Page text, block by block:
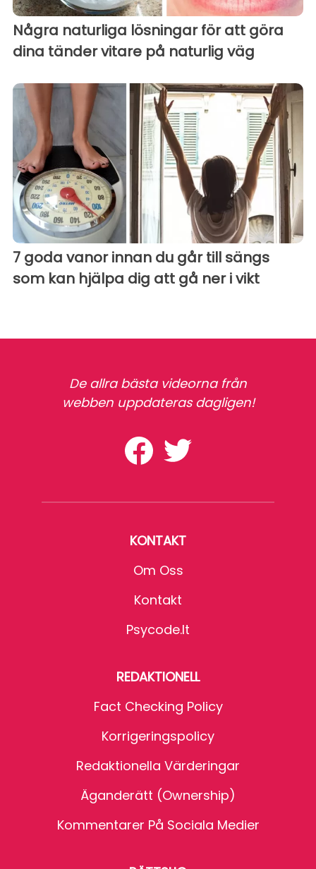
Några naturliga lösningar för att göra
dina tänder vitare på naturlig väg
7 goda vanor innan du går till sängs
som kan hjälpa dig att gå ner i vikt
De allra bästa videorna från
webben uppdateras dagligen!
KONTAKT
Om Oss
Kontakt
Psycode.it
REDAKTIONELL
Fact Checking Policy
Korrigeringspolicy
Redaktionella Värderingar
Äganderätt (Ownership)
Kommentarer På Sociala Medier